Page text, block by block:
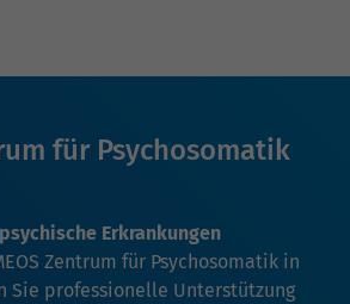
für Psychosomatik
Erkrankungen
Zentrum für Psychosomatik in
Sie professionelle Unterstützung